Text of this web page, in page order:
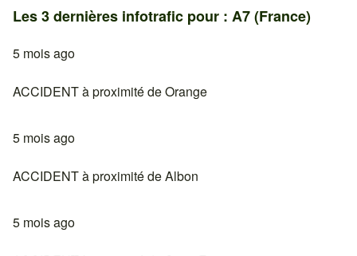
Les 3 dernières infotrafic pour : A7 (France)
5 mois ago
ACCIDENT à proximité de Orange
5 mois ago
ACCIDENT à proximité de Albon
5 mois ago